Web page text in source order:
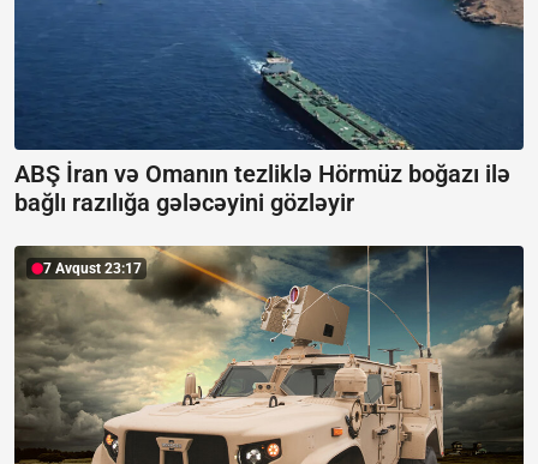
ABŞ İran və Omanın tezliklə Hörmüz boğazı ilə
bağlı razılığa gələcəyini gözləyir
7 Avqust 23:17